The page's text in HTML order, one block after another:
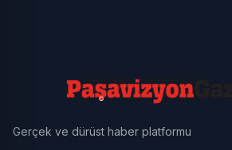
Gerçek ve dürüst haber platformu